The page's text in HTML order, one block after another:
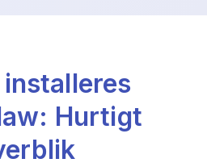
installeres
Hurtigt